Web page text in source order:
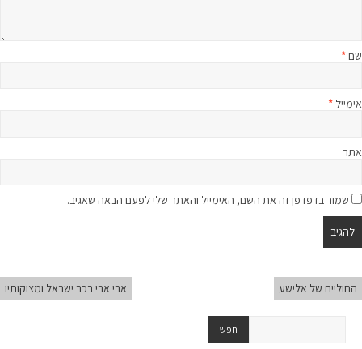
שם*
אימייל *
אתר
שמור בדפדפן זה את השם, האימייל והאתר שלי לפעם הבאה שאגיב.
החוליים של אלישע אבי אבי רכב ישראל ומצוקותיו